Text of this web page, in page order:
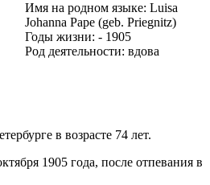
Имя на родном языке: Luisa
Johanna Pape (geb. Priegnitz)
Годы жизни: - 1905
Род деятельности: вдова
в возрасте 74 лет.
1905 года, после отпевания в